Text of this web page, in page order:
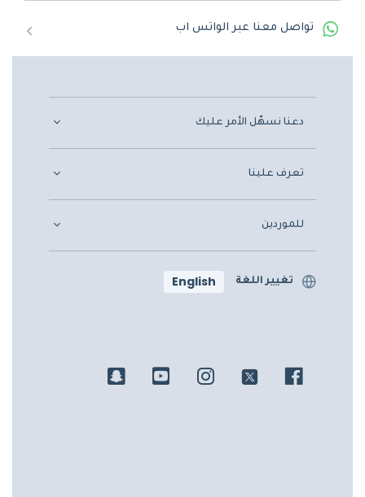
تواصل معنا عبر الواتس اب
دعنا نسهّل الأمر عليك
تعرف علينا
للموردين
تغيير اللغة English